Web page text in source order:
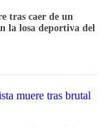
tras caer de un
la losa deportiva del